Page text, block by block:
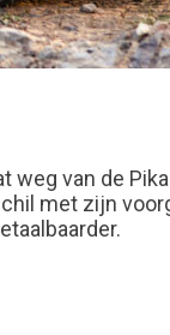
van de
met zijn